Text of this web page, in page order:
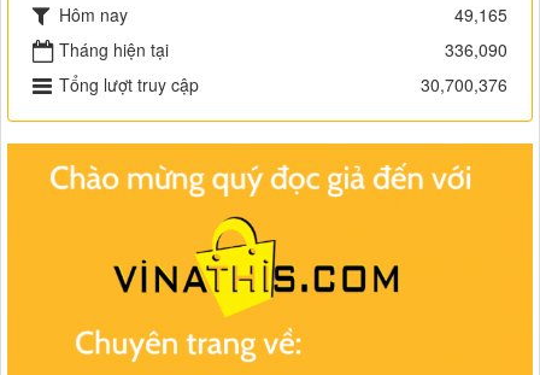
Hôm nay
49,165
Tháng hiện tại
336,090
Tổng lượt truy cập
30,700,376